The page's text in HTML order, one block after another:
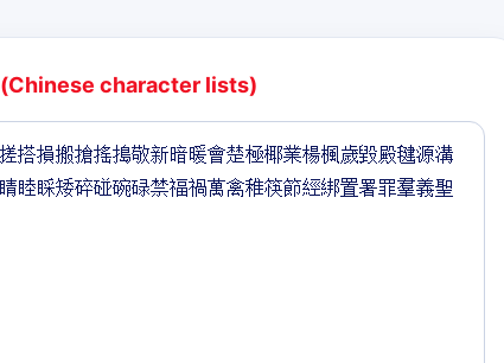
(Chinese character lists)